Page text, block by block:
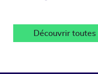
Découvrir